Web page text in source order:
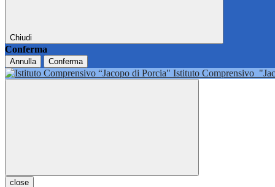
Chiudi
Conferma
Annulla Conferma
Istituto Comprensivo
close